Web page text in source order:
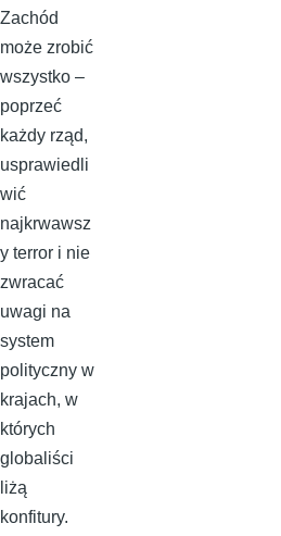
Zachód
może zrobić
wszystko –
poprzeć
każdy rząd,
usprawiedli
wić
najkrwawsz
y terror i nie
zwracać
uwagi na
system
polityczny w
krajach, w
których
globaliści
liżą
konfitury.